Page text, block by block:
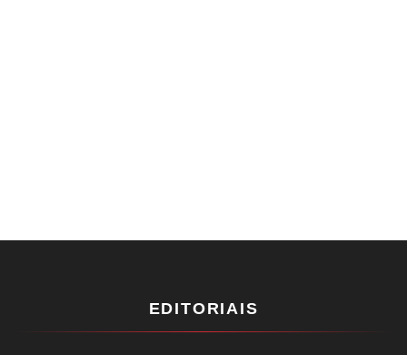
EDITORIAIS